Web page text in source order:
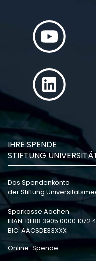
IHRE SPENDE
STIFTUNG
Das Spendenkonto
der Stiftung
Sparkasse Aachen
IBAN: DE88 3905 0000 1072
BIC: AACSDE33XXX
Online-Spende